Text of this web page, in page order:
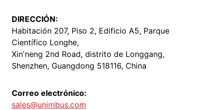
DIRECCIÓN:
Habitación 207, Piso 2, Edificio A5, Parque
Científico Longhe,
Xin'neng 2nd Road, distrito de Longgang,
Shenzhen, Guangdong 518116, China
Correo electrónico:
sales@unimbus.com